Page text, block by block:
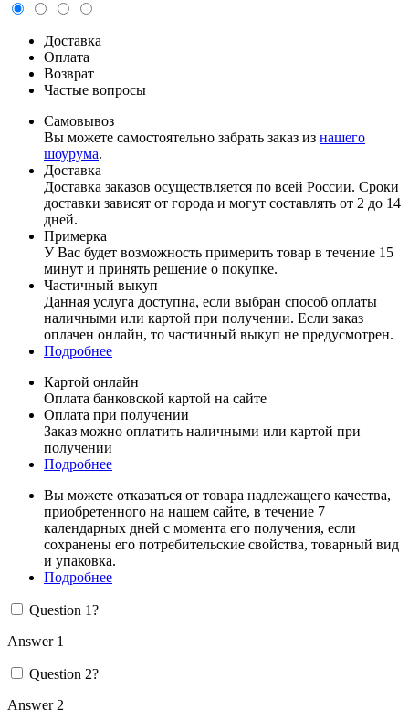
Доставка
Оплата
Возврат
Частые вопросы
Самовывоз
Вы можете самостоятельно забрать заказ из нашего
шоурума.
Доставка
Доставка заказов осуществляется по всей России. Сроки
доставки зависят от города и могут составлять от 2 до 14
дней.
Примерка
У Вас будет возможность примерить товар в течение 15
минут и принять решение о покупке.
Частичный выкуп
Данная услуга доступна, если выбран способ оплаты
наличными или картой при получении. Если заказ
оплачен онлайн, то частичный выкуп не предусмотрен.
Подробнее
Картой онлайн
Оплата банковской картой на сайте
Оплата при получении
Заказ можно оплатить наличными или картой при
получении
Подробнее
Вы можете отказаться от товара надлежащего качества,
приобретенного на нашем сайте, в течение 7
календарных дней с момента его получения, если
сохранены его потребительские свойства, товарный вид
и упаковка.
Подробнее
Question 1?
Answer 1
Question 2?
Answer 2